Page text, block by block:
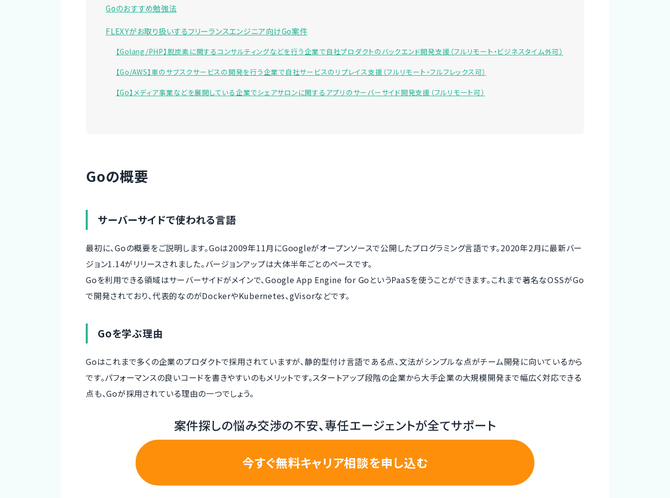
Goのおすすめ勉強法
FLEXYがお取り扱いするフリーランスエンジニア向けGo案件
【Golang/PHP】脱炭素に関するコンサルティングなどを行う企業で自社プロダクトのバックエンド開発支援（フルリモート・ビジネスタイム外可）
【Go/AWS】車のサブスクサービスの開発を行う企業で自社サービスのリプレイス支援（フルリモート・フルフレックス可）
【Go】メディア事業などを展開している企業でシェアサロンに関するアプリのサーバーサイド開発支援（フルリモート可）
Goの概要
サーバーサイドで使われる言語
最初に、Goの概要をご説明します。Goは2009年11月にGoogleがオープンソースで公開したプログラミング言語です。2020年2月に最新バー
ジョン1.14がリリースされました。バージョンアップは大体半年ごとのペースです。
Goを利用できる領域はサーバーサイドがメインで、Google App Engine for GoというPaaSを使うことができます。これまで著名なOSSがGo
で開発されており、代表的なのがDockerやKubernetes、gVisorなどです。
Goを学ぶ理由
Goはこれまで多くの企業のプロダクトで採用されていますが、静的型付け言語である点、文法がシンプルな点がチーム開発に向いているから
です。パフォーマンスの良いコードを書きやすいのもメリットです。スタートアップ段階の企業から大手企業の大規模開発まで幅広く対応できる
点も、Goが採用されている理由の一つでしょう。
案件探しの悩み交渉の不安、専任エージェントが全てサポート
今すぐ無料キャリア相談を申し込む